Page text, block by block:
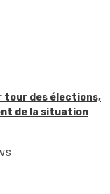
tour des élections,
de la situation